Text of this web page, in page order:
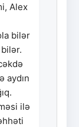
Alex
bilər
aydın
ilə